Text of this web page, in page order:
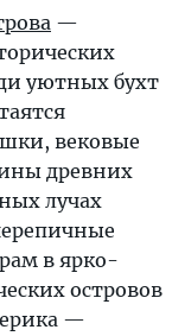
—
уютных бухт
вековые
древних
лучах
в ярко-
островов
—